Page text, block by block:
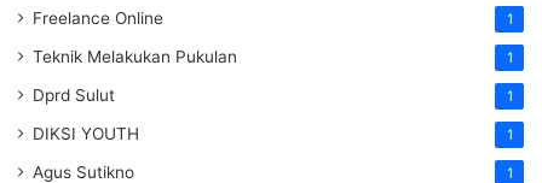
Freelance Online 1
Teknik Melakukan Pukulan 1
Dprd Sulut 1
DIKSI YOUTH 1
Agus Sutikno 1